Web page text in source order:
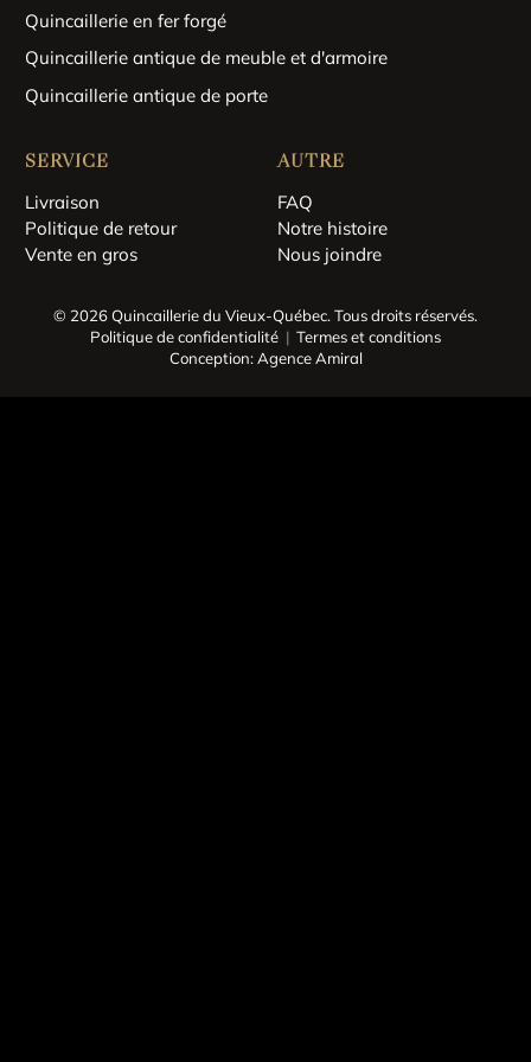
Quincaillerie en fer forgé
Quincaillerie antique de meuble et d'armoire
Quincaillerie antique de porte
SERVICE
Livraison
Politique de retour
Vente en gros
AUTRE
FAQ
Notre histoire
Nous joindre
© 2026 Quincaillerie du Vieux-Québec.Tous droits réservés.
Politique de confidentialité
Termes et conditions
Conception: Agence Amiral